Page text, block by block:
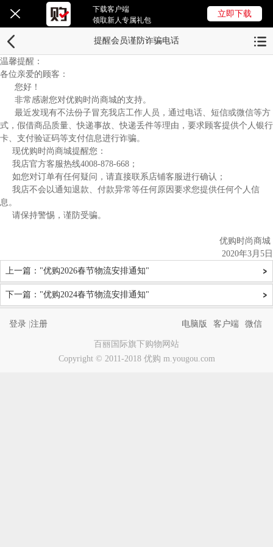
下载客户端
领取新人专属礼包
立即下载
提醒会员谨防诈骗电话
温馨提醒：
各位亲爱的顾客：
您好！
非常感谢您对优购时尚商城的支持。
最近发现有不法份子冒充我店工作人员，通过电话、短信或微信等方
式，假借商品质量、快递事故、快递丢件等理由，要求顾客提供个人银行
卡、支付验证码等支付信息进行诈骗。
现优购时尚商城提醒您：
我店官方客服热线4008-878-668；
如您对订单有任何疑问，请直接联系店铺客服进行确认；
我店不会以通知退款、付款异常等任何原因要求您提供任何个人信
息。
请保持警惕，谨防受骗。
优购时尚商城
2020年3月5日
上一篇："优购2026春节物流安排通知"
下一篇："优购2024春节物流安排通知"
登录 注册 电脑版 客户端 微信
百丽国际旗下购物网站
Copyright © 2011-2018 优购 m.yougou.com